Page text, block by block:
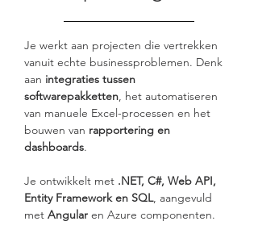
Je werkt aan projecten die vertrekken
vanuit echte businessproblemen. Denk
aan integraties tussen
softwarepakketten, het automatiseren
van manuele Excel-processen en het
bouwen van rapportering en
dashboards.
Je ontwikkelt met .NET, C#, Web API,
Entity Framework en SQL, aangevuld
met Angular en Azure componenten.